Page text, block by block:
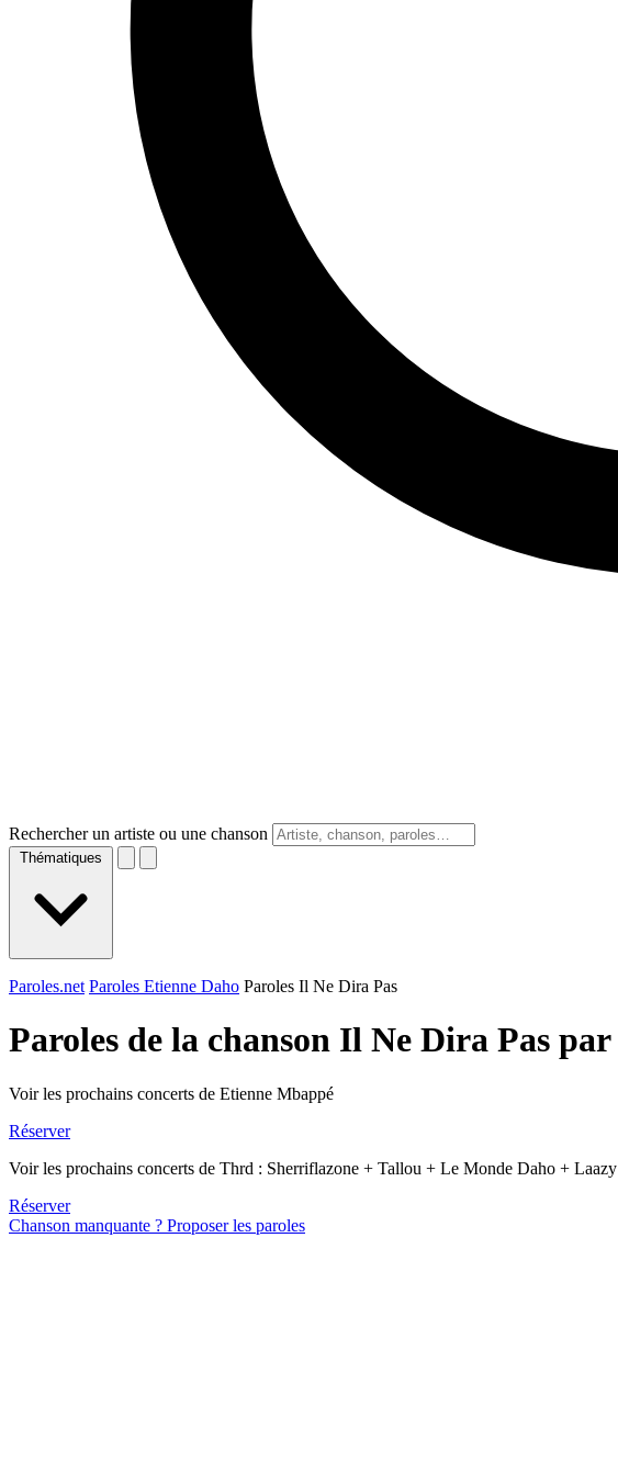
Rechercher un artiste ou une chanson
Thématiques
Paroles.net Paroles Etienne Daho Paroles Il Ne Dira Pas
Paroles de la chanson Il Ne Dira Pas par
Voir les prochains concerts de Etienne Mbappé
Réserver
Voir les prochains concerts de Thrd : Sherriflazone + Tallou + Le Monde Daho + Laazy
Réserver
Chanson manquante ? Proposer les paroles